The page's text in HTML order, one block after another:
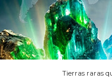
Tierras raras